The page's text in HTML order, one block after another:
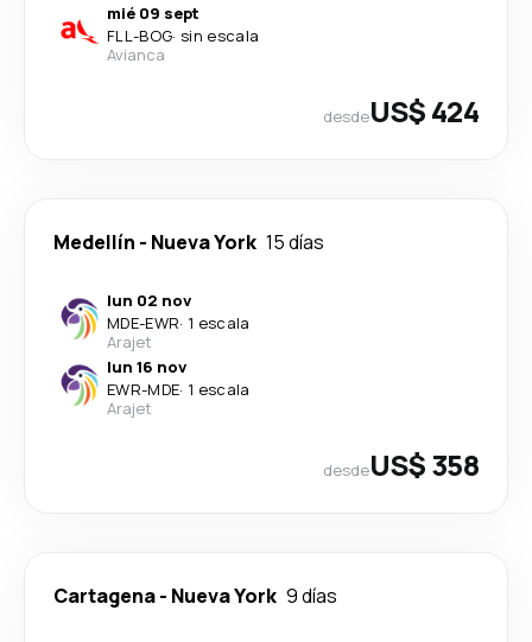
mié 09 sept
FLL-BOG· sin escala
Avianca
desdeUS$ 424
Medellín - Nueva York 15 días
lun 02 nov
MDE-EWR· 1 escala
Arajet
lun 16 nov
EWR-MDE· 1 escala
Arajet
desdeUS$ 358
Cartagena- Nueva York 9 días